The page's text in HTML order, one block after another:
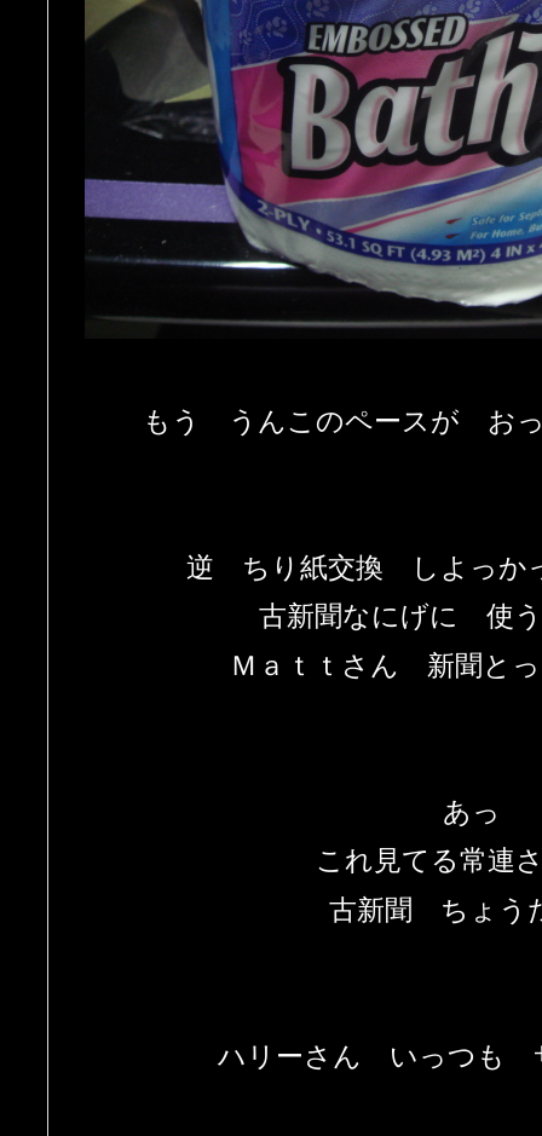
もう うんこのペースが おっ
逆 ちり紙交換 しよっか
古新聞なにげに 使
Ｍａｔｔさん 新聞と
あっ
これ見てる常連
古新聞 ちょう
ハリーさん いっつも